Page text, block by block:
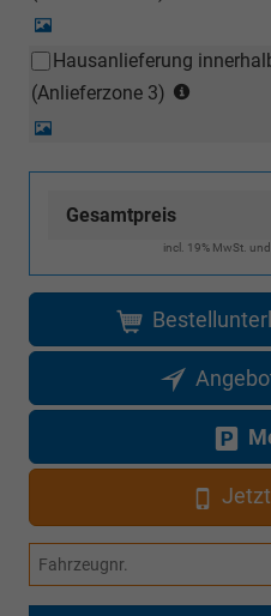
Hausanlieferung
(Anlieferzone 3)
Gesamtpreis
incl. 19% MwSt.
Fahrzeugnr.